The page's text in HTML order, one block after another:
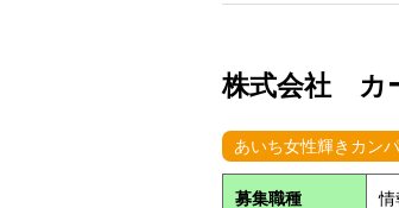
株式会社 カ
あいち女性輝きカン
募集職種 情